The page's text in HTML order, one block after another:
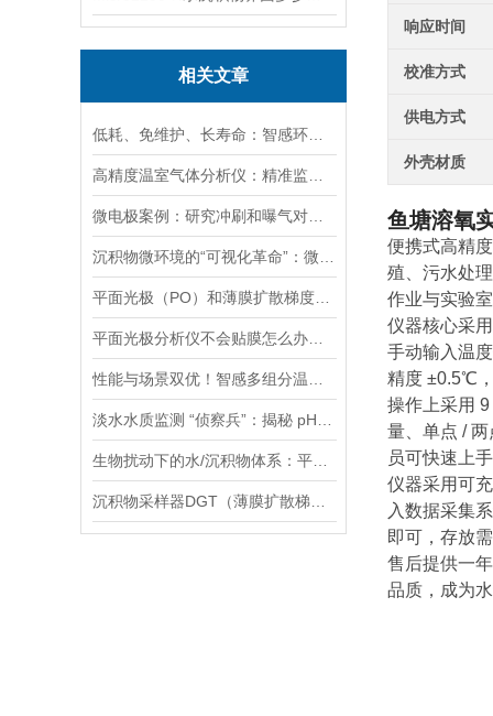
相关文章
响应时间
校准方式
供电方式
外壳材质
鱼塘溶氧
便携式高精
殖、污水处
作业与实验
仪器核心采
手动输入温
精度 ±0.5℃
操作上采用
量、单点 /
员可快速上
仪器采用可
入数据采集
即可，存放
售后提供一
品质，成为